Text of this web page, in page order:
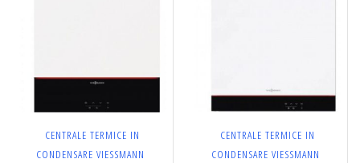
CENTRALE TERMICE IN
CONDENSARE VIESSMANN
CENTRALE TERMICE IN
CONDENSARE VIESSMANN